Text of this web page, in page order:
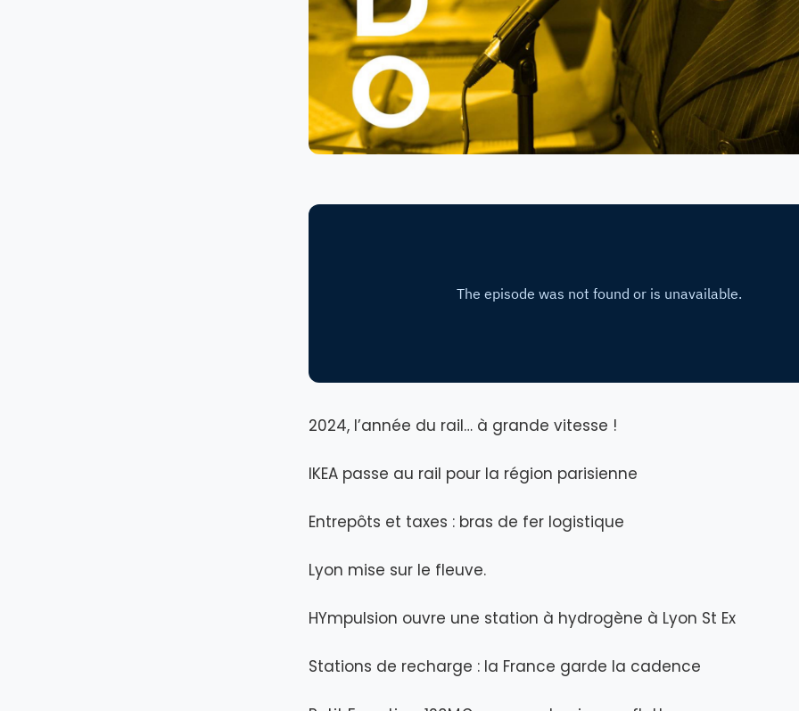
2024, l’année du rail… à grande vitesse !
IKEA passe au rail pour la région parisienne
Entrepôts et taxes : bras de fer logistique
Lyon mise sur le fleuve.
HYmpulsion ouvre une station à hydrogène à Lyon St Ex
Stations de recharge : la France garde la cadence